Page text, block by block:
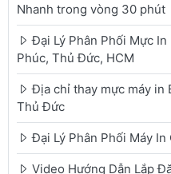
Nhanh trong vòng 30 phút
Đại Lý Phân Phối Mực In
Phúc, Thủ Đức, HCM
Địa chỉ thay mực máy in
Thủ Đức
Đại Lý Phân Phối Máy In
Video Hướng Dẫn Lắp